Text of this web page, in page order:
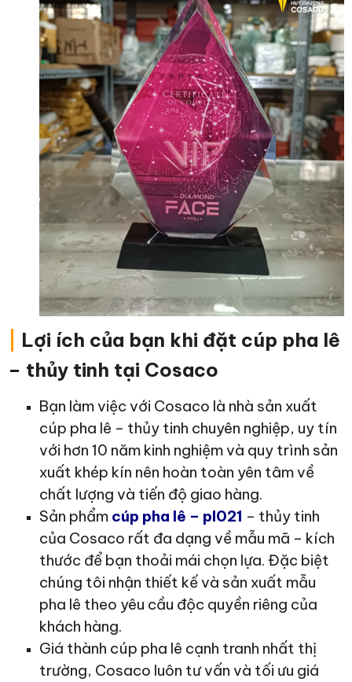
Lợi ích của bạn khi đặt cúp pha lê
– thủy tinh tại Cosaco
Bạn làm việc với Cosaco là nhà sản xuất
cúp pha lê – thủy tinh chuyên nghiệp, uy tín
với hơn 10 năm kinh nghiệm và quy trình sản
xuất khép kín nên hoàn toàn yên tâm về
chất lượng và tiến độ giao hàng.
Sản phẩm cúp pha lê – pl021 – thủy tinh
của Cosaco rất đa dạng về mẫu mã – kích
thước để bạn thoải mái chọn lựa. Đặc biệt
chúng tôi nhận thiết kế và sản xuất mẫu
pha lê theo yêu cầu độc quyền riêng của
khách hàng.
Giá thành cúp pha lê cạnh tranh nhất thị
trường, Cosaco luôn tư vấn và tối ưu giá